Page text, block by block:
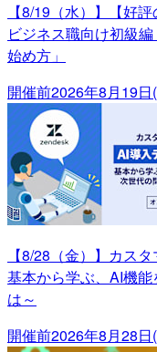
【8/19（水）】【好
ビジネス職向け初級
始め方」
開催前2026年8月19日
【8/28（金）】カス
基本から学ぶ、AI機
は～
開催前2026年8月28日